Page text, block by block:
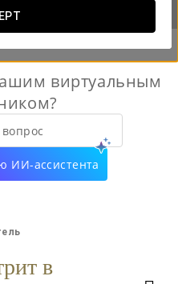
виртуальным
ИИ-ассистента
в